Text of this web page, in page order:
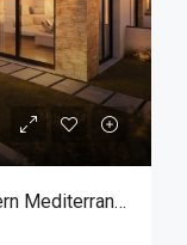
✨ Luxury Villas in Bigastro – Modern Mediterranean Living ✨